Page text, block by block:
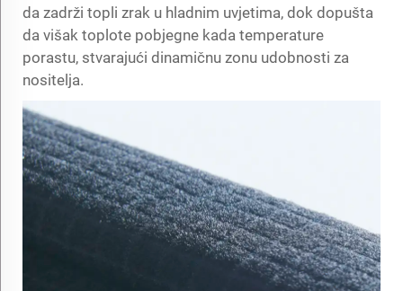
da zadrži topli zrak u hladnim uvjetima, dok dopušta
da višak toplote pobjegne kada temperature
porastu, stvarajući dinamičnu zonu udobnosti za
nositelja.